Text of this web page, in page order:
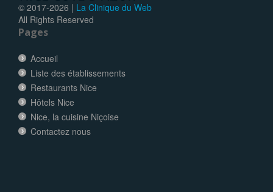
© 2017-2026 | La Clinique du Web
All Rights Reserved
Pages
Accueil
Liste des établissements
Restaurants Nice
Hôtels Nice
Nice, la cuisine Niçoise
Contactez nous